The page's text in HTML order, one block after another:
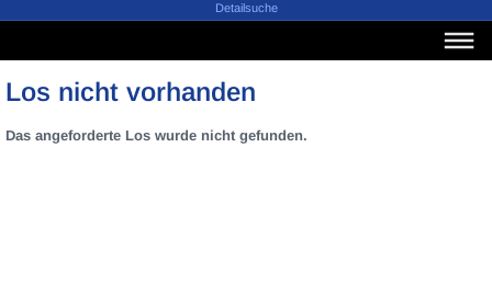
Detailsuche
Los nicht vorhanden
Das angeforderte Los wurde nicht gefunden.